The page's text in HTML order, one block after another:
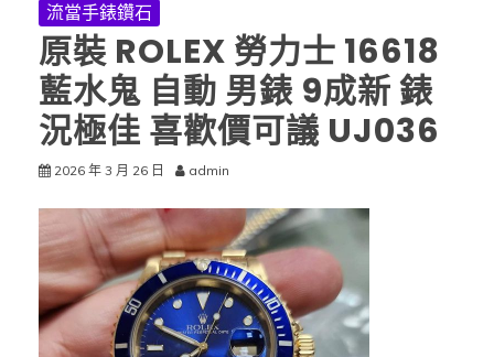
流當手錶鑽石
原裝 ROLEX 勞力士 16618
藍水鬼 自動 男錶 9成新 錶
況極佳 喜歡價可議 UJ036
2026 年 3 月 26 日 admin